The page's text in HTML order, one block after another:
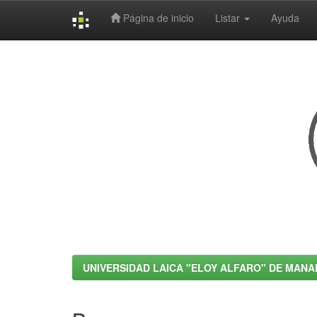
Página de inicio Listar Ayuda
UNIVERSIDAD LAICA "ELOY ALFARO" DE